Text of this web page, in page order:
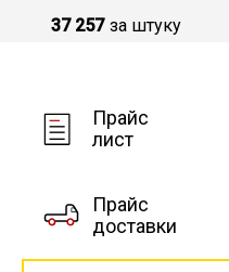
37 257 за штуку
Прайс
лист
Прайс
доставки